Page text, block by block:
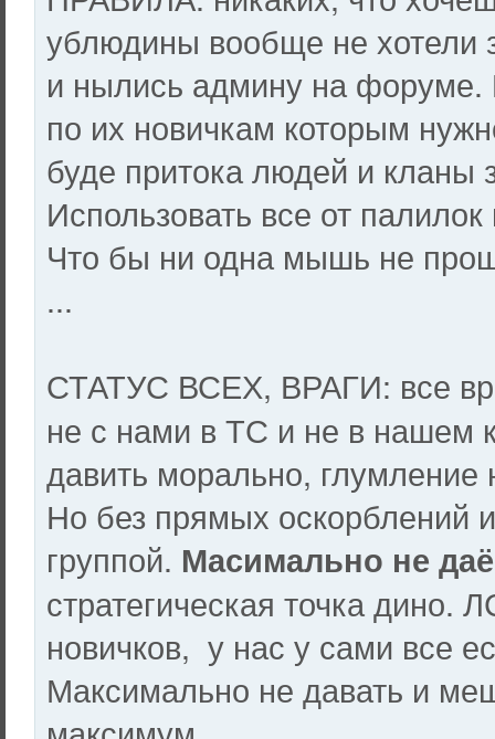
ублюдины вообще не хотели
и нылись админу на
по их новичкам которым
буде притока людей и кланы
Использовать все от
Что бы ни одна мышь не
...
СТАТУС ВСЕХ, ВРАГИ: все
не с нами в ТС и не в нашем
давить морально,
Но без прямых оскорблений
группой. Масимально не
стратегическая точка дино.
новичков, у нас у сами все
Максимально не давать и